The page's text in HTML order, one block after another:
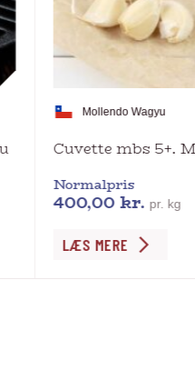
Mollendo Wagyu
Cuvette mbs 5+.
Normalpris
400,00kr. pr. kg
Dette
LÆS MERE